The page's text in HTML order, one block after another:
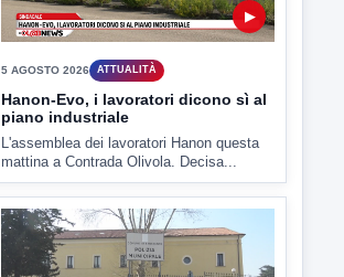
Hanon-Evo, i lavoratori dicono sì al
piano industriale
L'assemblea dei lavoratori Hanon questa
mattina a Contrada Olivola. Decisa...